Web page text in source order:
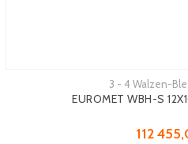
3 - 4 Walzen-
EUROMET WBH-S
112